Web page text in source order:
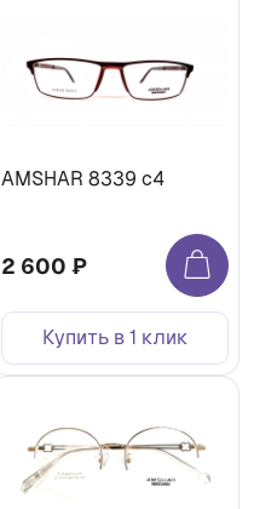
AMSHAR 8339 c4
2 600 ₽
Купить в 1 клик